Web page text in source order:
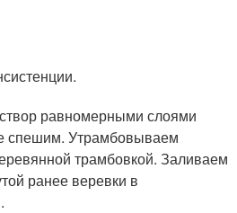
равномерными слоями
спешим. Утрамбовываем
трамбовкой. Заливаем
ранее веревки в